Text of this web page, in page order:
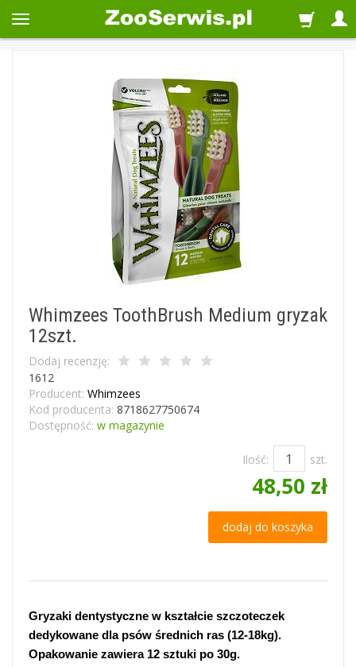
Whimzees ToothBrush Medium gryzak
12szt.
Dodaj recenzję:
1612
Producent: Whimzees
Kod producenta: 8718627750674
Dostępność: w magazynie
Ilość: szt.
48,50 zł
dodaj do koszyka
Gryzaki dentystyczne w kształcie szczoteczek
dedykowane dla psów średnich ras (12-18kg).
Opakowanie zawiera 12 sztuki po 30g.